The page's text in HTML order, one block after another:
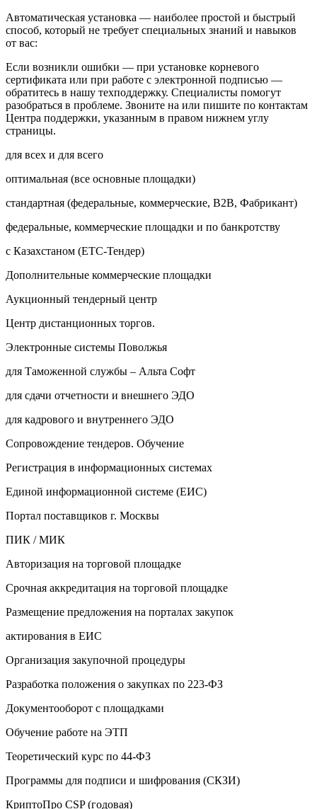
Автоматическая установка — наиболее простой и быстрый
способ, который не требует специальных знаний и навыков
от вас:
Если возникли ошибки — при установке корневого
сертификата или при работе с электронной подписью —
обратитесь в нашу техподдержку. Специалисты помогут
разобраться в проблеме. Звоните на или пишите по контактам
Центра поддержки, указанным в правом нижнем углу
страницы.
для всех и для всего
оптимальная (все основные площадки)
стандартная (федеральные, коммерческие, B2B, Фабрикант)
федеральные, коммерческие площадки и по банкротству
с Казахстаном (ETC-Тендер)
Дополнительные коммерческие площадки
Аукционный тендерный центр
Центр дистанционных торгов.
Электронные системы Поволжья
для Таможенной службы – Альта Софт
для сдачи отчетности и внешнего ЭДО
для кадрового и внутреннего ЭДО
Сопровождение тендеров. Обучение
Регистрация в информационных системах
Единой информационной системе (ЕИС)
Портал поставщиков г. Москвы
ПИК / МИК
Авторизация на торговой площадке
Срочная аккредитация на торговой площадке
Размещение предложения на порталах закупок
актирования в ЕИС
Организация закупочной процедуры
Разработка положения о закупках по 223-ФЗ
Документооборот с площадками
Обучение работе на ЭТП
Теоретический курс по 44-ФЗ
Программы для подписи и шифрования (СКЗИ)
КриптоПро CSP (годовая)